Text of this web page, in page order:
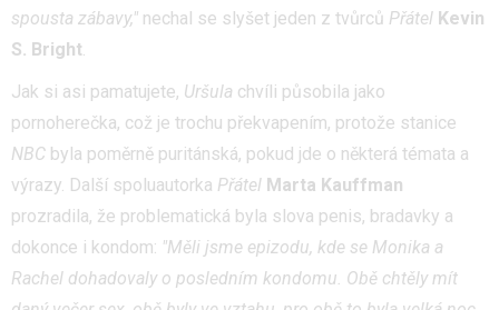
spousta zábavy," nechal se slyšet jeden z tvůrců Přátel Kevin
S. Bright.
Jak si asi pamatujete, Uršula chvíli působila jako
pornoherečka, což je trochu překvapením, protože stanice
NBC byla poměrně puritánská, pokud jde o některá témata a
výrazy. Další spoluautorka Přátel Marta Kauffman
prozradila, že problematická byla slova penis, bradavky a
dokonce i kondom: "Měli jsme epizodu, kde se Monika a
Rachel dohadovaly o posledním kondomu. Obě chtěly mít